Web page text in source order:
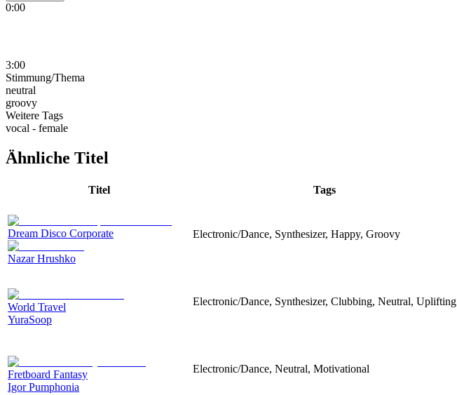
0:00
3:00
Stimmung/Thema
neutral
groovy
Weitere Tags
vocal - female
Ähnliche Titel
Titel Tags
Dream Disco Corporate
Nazar Hrushko
Electronic/Dance, Synthesizer, Happy, Groovy
World Travel
YuraSoop
Electronic/Dance, Synthesizer, Clubbing, Neutral, Uplifting
Fretboard Fantasy
Igor Pumphonia
Electronic/Dance, Neutral, Motivational